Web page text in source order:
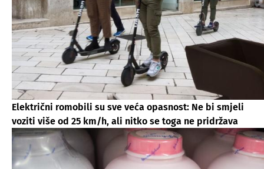
Električni romobili su sve veća opasnost: Ne bi smjeli
voziti više od 25 km/h, ali nitko se toga ne pridržava